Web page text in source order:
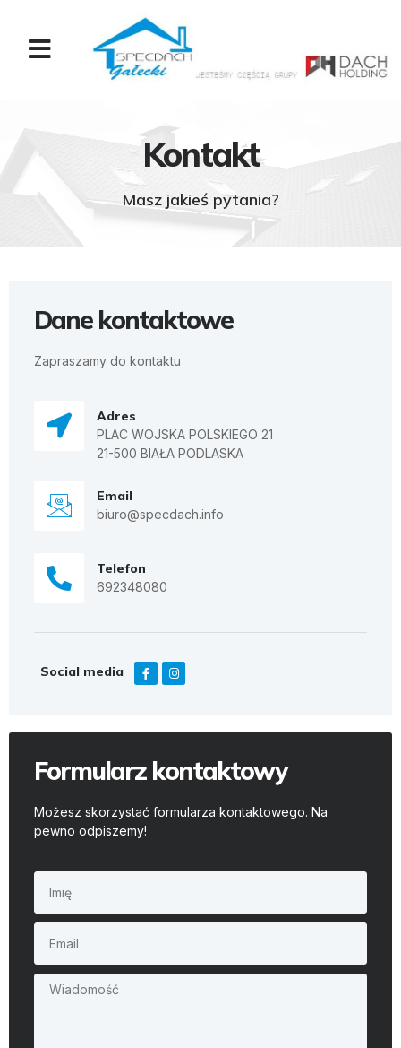
Kontakt
Masz jakieś pytania?
Dane kontaktowe
Zapraszamy do kontaktu
Adres
PLAC WOJSKA POLSKIEGO 21
21-500 BIAŁA PODLASKA
Email
biuro@specdach.info
Telefon
692348080
Social media
Formularz kontaktowy
Możesz skorzystać formularza kontaktowego. Na
pewno odpiszemy!